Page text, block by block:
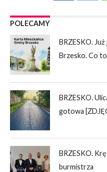
POLECAMY
BRZESKO.
Brzesko. Co
BRZESKO.
gotowa
BRZESKO.
burmistrza